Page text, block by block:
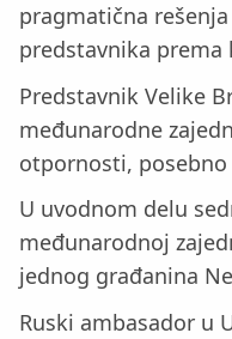
pragmatična
predstavnika
Predstavnik Velike
međunarodne
otpornosti,
U uvodnom delu
međunarodnoj
jednog građanina
Ruski ambasador u